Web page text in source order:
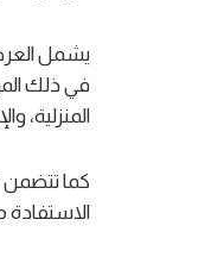
يشمل
في ذلك
المنزلية،
كما تتضمن